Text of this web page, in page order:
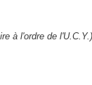
à l'ordre de l'U.C.Y.)